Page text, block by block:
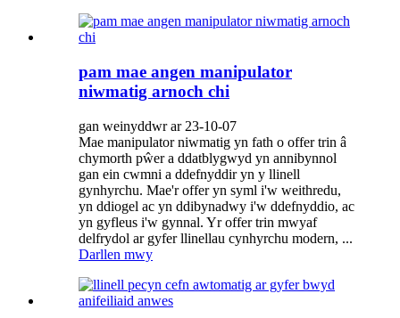
pam mae angen manipulator
niwmatig arnoch chi
gan weinyddwr ar 23-10-07
Mae manipulator niwmatig yn fath o offer trin â
chymorth pŵer a ddatblygwyd yn annibynnol
gan ein cwmni a ddefnyddir yn y llinell
gynhyrchu. Mae'r offer yn syml i'w weithredu,
yn ddiogel ac yn ddibynadwy i'w ddefnyddio, ac
yn gyfleus i'w gynnal. Yr offer trin mwyaf
delfrydol ar gyfer llinellau cynhyrchu modern, ...
Darllen mwy